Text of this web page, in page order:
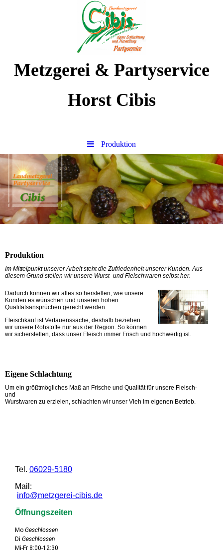
Metzgerei & Partyservice
Horst Cibis
Produktion
Produktion
Im Mittelpunkt unserer Arbeit steht die Zufriedenheit unserer Kunden. Aus
diesem Grund stellen wir unsere Wurst- und Fleischwaren selbst her.
Dadurch können wir alles so herstellen, wie unsere
Kunden es wünschen und unseren hohen
Qualitätsansprüchen gerecht werden.
Fleischkauf ist Vertauenssache, deshalb beziehen
wir unsere Rohstoffe nur aus der Region. So können
wir sicherstellen, dass unser Fleisch immer Frisch und hochwertig ist.
Eigene Schlachtung
Um ein größtmögliches Maß an Frische und Qualität für unsere Fleisch-
und
Wurstwaren zu erzielen, schlachten wir unser Vieh im eigenen Betrieb.
Tel. 06029-5180
Mail:
info@metzgerei-cibis.de
Öffnungszeiten
Mo Geschlossen
Di Geschlossen
Mi-Fr 8:00-12:30